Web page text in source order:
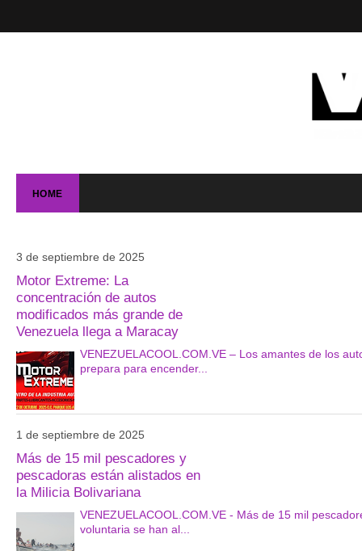
HOME
3 de septiembre de 2025
Motor Extreme: La
concentración de autos
modificados más grande de
Venezuela llega a Maracay
VENEZUELACOOL.COM.VE – Los amantes de los
prepara para encender...
1 de septiembre de 2025
Más de 15 mil pescadores y
pescadoras están alistados en
la Milicia Bolivariana
VENEZUELACOOL.COM.VE - Más de 15 mil
voluntaria se han al...